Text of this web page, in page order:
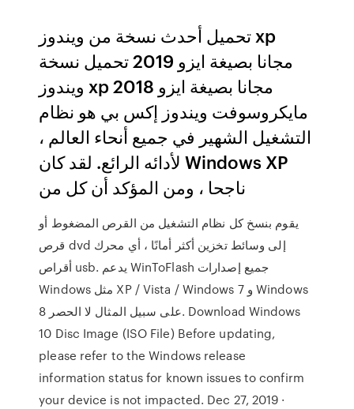
تحميل أحدث نسخة من ويندوز xp
مجانا بصيغة ايزو 2019 تحميل نسخة
ويندوز xp مجانا بصيغة ايزو 2018
مايكروسوفت ويندوز إكس بي هو نظام
التشغيل الشهير في جميع أنحاء العالم ،
لأدائه الرائع. لقد كان Windows XP
ناجحا ، ومن المؤكد أن كل من
يقوم بنسخ كل نظام التشغيل من القرص المضغوط أو
قرص dvd إلى وسائط تخزين أكثر أمانًا ، أي محرك
أقراص usb. يدعم WinToFlash جميع إصدارات
Windows مثل XP / Vista / Windows 7 و Windows
8 على سبيل المثال لا الحصر. Download Windows
10 Disc Image (ISO File) Before updating,
please refer to the Windows release
information status for known issues to confirm
your device is not impacted. Dec 27, 2019 ·